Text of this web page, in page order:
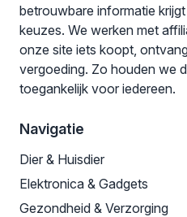
betrouwbare informatie
keuzes. We werken met
onze site iets koopt,
vergoeding. Zo houden we
toegankelijk voor iedereen.
Navigatie
Dier & Huisdier
Elektronica & Gadgets
Gezondheid & Verzorging